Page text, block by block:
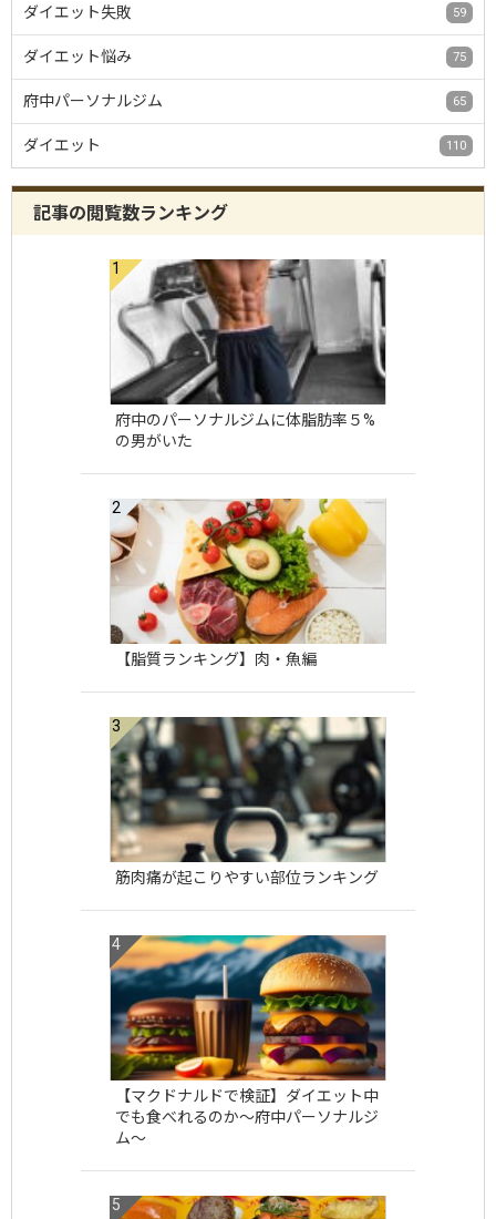
ダイエット失敗 59
ダイエット悩み 75
府中パーソナルジム 65
ダイエット 110
記事の閲覧数ランキング
府中のパーソナルジムに体脂肪率５%
の男がいた
【脂質ランキング】肉・魚編
筋肉痛が起こりやすい部位ランキング
【マクドナルドで検証】ダイエット中
でも食べれるのか〜府中パーソナルジ
ム〜